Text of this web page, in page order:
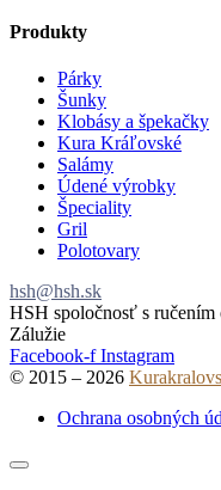
Produkty
Párky
Šunky
Klobásy a špekačky
Kura Kráľovské
Salámy
Údené výrobky
Špeciality
Gril
Polotovary
hsh@hsh.sk
HSH spoločnosť s
Zálužie
Facebook-f Instagram
© 2015 – 2026
Ochrana osobných